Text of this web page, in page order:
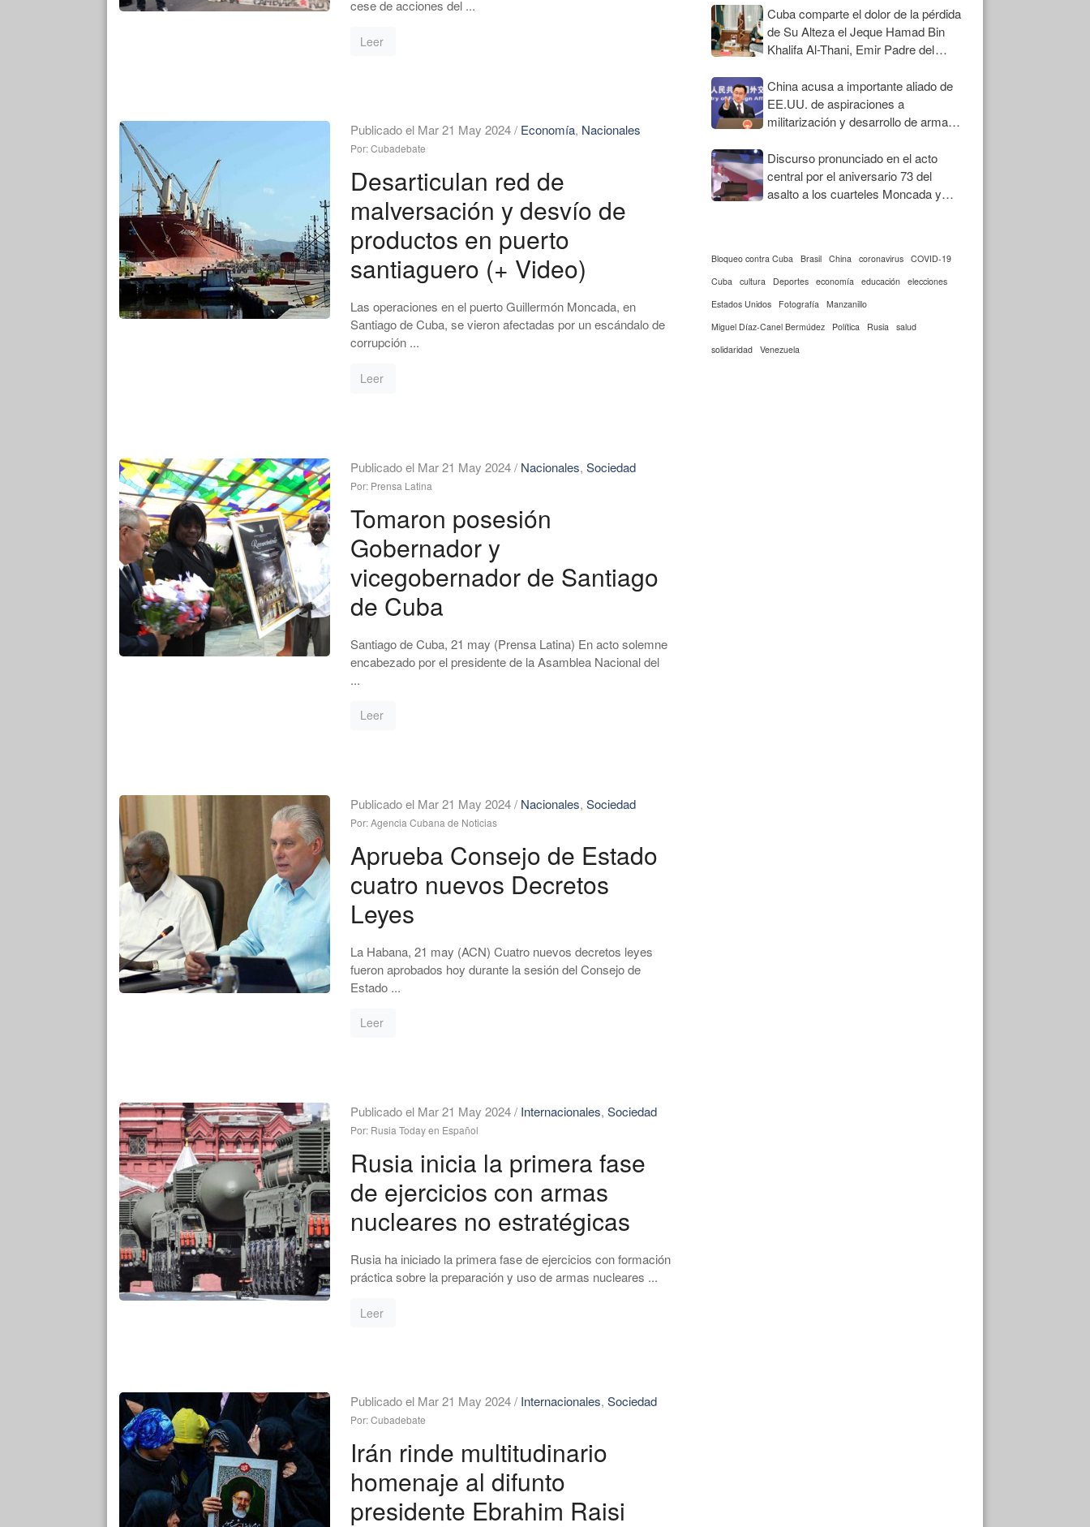
cese de acciones del ...
Leer
Publicado el Mar 21 May 2024/ Economía, Nacionales
Por: Cubadebate
Desarticulan red de
malversación y desvío de
productos en puerto
santiaguero (+ Video)
Las operaciones en el puerto Guillermón Moncada, en
Santiago de Cuba, se vieron afectadas por un escándalo de
corrupción ...
Leer
Publicado el Mar 21 May 2024/ Nacionales, Sociedad
Por: Prensa Latina
Tomaron posesión
Gobernador y
vicegobernador de Santiago
de Cuba
Santiago de Cuba, 21 may (Prensa Latina) En acto solemne
encabezado por el presidente de la Asamblea Nacional del
...
Leer
Publicado el Mar 21 May 2024/ Nacionales, Sociedad
Por: Agencia Cubana de Noticias
Aprueba Consejo de Estado
cuatro nuevos Decretos
Leyes
La Habana, 21 may (ACN) Cuatro nuevos decretos leyes
fueron aprobados hoy durante la sesión del Consejo de
Estado ...
Leer
Publicado el Mar 21 May 2024/ Internacionales, Sociedad
Por: Rusia Today en Español
Rusia inicia la primera fase
de ejercicios con armas
nucleares no estratégicas
Rusia ha iniciado la primera fase de ejercicios con formación
práctica sobre la preparación y uso de armas nucleares ...
Leer
Publicado el Mar 21 May 2024/ Internacionales, Sociedad
Por: Cubadebate
Irán rinde multitudinario
homenaje al difunto
presidente Ebrahim Raisi
Cuba comparte el dolor de la pérdida
de Su Alteza el Jeque Hamad Bin
Khalifa Al-Thani, Emir Padre del
China acusa a importante aliado de
EE.UU. de aspiraciones a
militarización y desarrollo de armas
Discurso pronunciado en el acto
central por el aniversario 73 del
asalto a los cuarteles Moncada y
Bloqueo contra Cuba Brasil China coronavirus COVID-19
Cuba
cultura Deportes economía educación elecciones
Estados Unidos
Fotografía
Manzanillo
Miguel Díaz-Canel Bermúdez
Política Rusia
salud
solidaridad Venezuela